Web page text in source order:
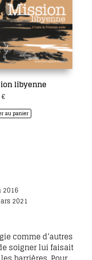
libyenne
€
au panier
2016
2021
comme d’autres
soigner lui faisait